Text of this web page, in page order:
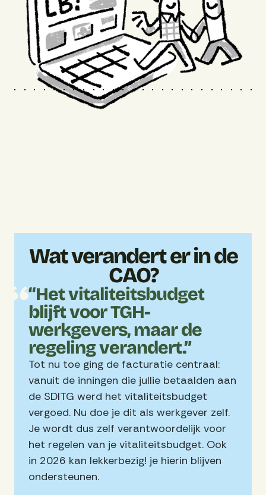
Wat verandert er in de
CAO?
“Het vitaliteitsbudget
blijft voor TGH-
werkgevers, maar de
regeling verandert.”
Tot nu toe ging de facturatie centraal:
vanuit de inningen die jullie betaalden aan
de SDITG werd het vitaliteitsbudget
vergoed. Nu doe je dit als werkgever zelf.
Je wordt dus zelf verantwoordelijk voor
het regelen van je vitaliteitsbudget. Ook
in 2026 kan lekkerbezig! je hierin blijven
ondersteunen.